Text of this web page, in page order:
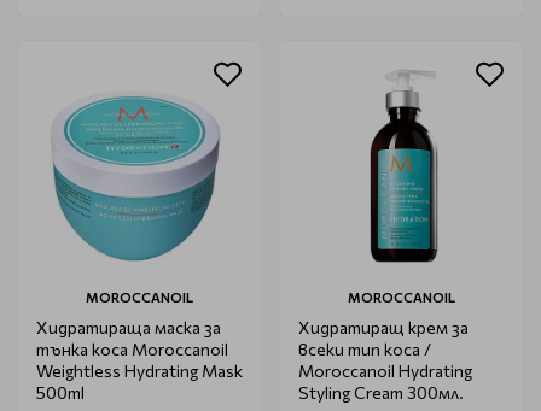
MOROCCANOIL
Хидратираща маска за
тънка коса Moroccanoil
Weightless Hydrating Mask
500ml
MOROCCANOIL
Хидратиращ крем за
всеки тип коса /
Moroccanoil Hydrating
Styling Cream 300мл.